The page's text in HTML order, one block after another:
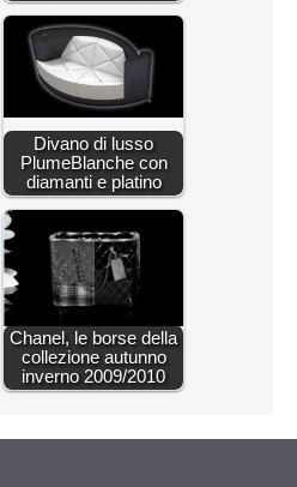
Divano di lusso
PlumeBlanche con
diamanti e platino
Chanel, le borse della
collezione autunno
inverno 2009/2010